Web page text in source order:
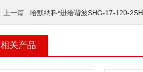
上一篇 : 哈默纳科*进给谐波SHG-17-120-2SH
相关产品